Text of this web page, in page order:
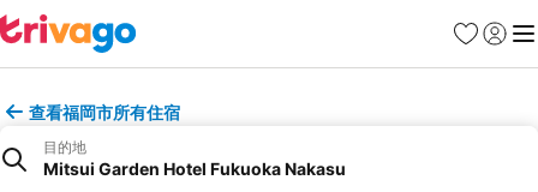
收藏夾
登入 選
查看福岡市所有住宿
目的地
Mitsui Garden Hotel Fukuoka Nakasu